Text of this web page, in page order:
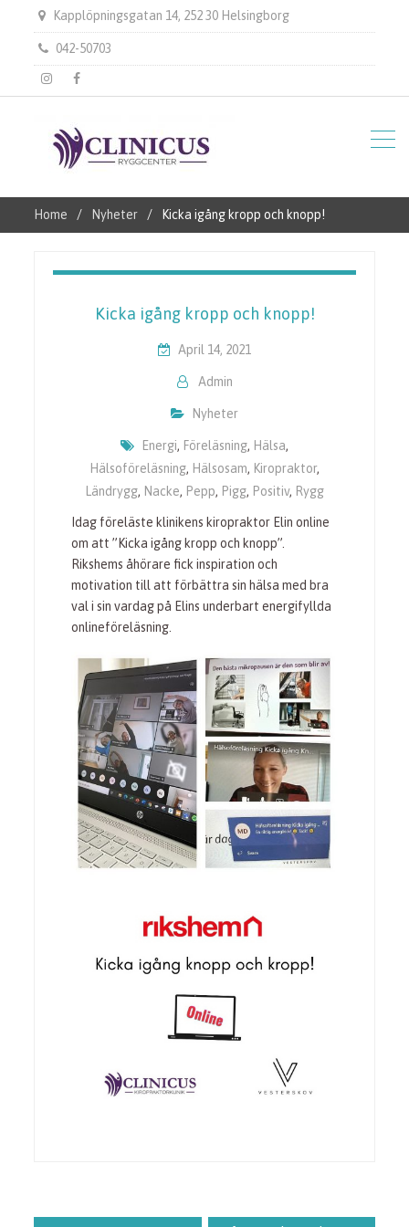
Kapplöpningsgatan 14, 252 30 Helsingborg
042-50703
instagramFacebook
Home Nyheter Kicka igång kropp och knopp!
Kicka igång kropp och knopp!
April 14, 2021
Admin
Nyheter
Energi, Föreläsning, Hälsa,
Hälsoföreläsning, Hälsosam, Kiropraktor,
Ländrygg, Nacke, Pepp, Pigg, Positiv, Rygg
Idag föreläste klinikens kiropraktor Elin online
om att ”Kicka igång kropp och knopp”.
Rikshems åhörare fick inspiration och
motivation till att förbättra sin hälsa med bra
val i sin vardag på Elins underbart energifyllda
onlineföreläsning.